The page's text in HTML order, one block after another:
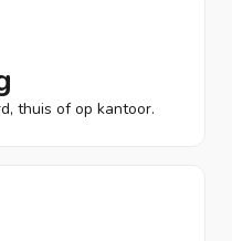
thuis of op kantoor.